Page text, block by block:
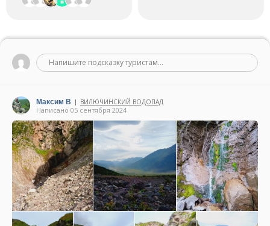
Напишите подсказку туристам...
Максим В | ВИЛЮЧИНСКИЙ ВОДОПАД
Написано 05 сентября 2024